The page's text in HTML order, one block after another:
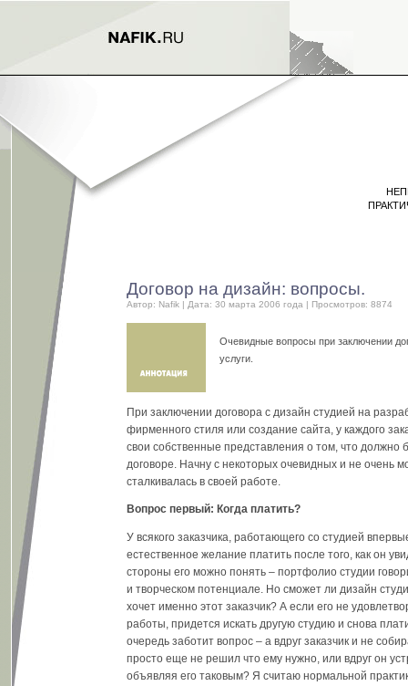
Договор на дизайн: вопросы.
Автор: Nafik | Дата: 30 марта 2006 года | Просмотров: 8874
Очевидные вопросы при заключении
услуги.
При заключении договора с дизайн студией на
фирменного стиля или создание сайта, у каждого
свои собственные представления о том, что должно
договоре. Начну с некоторых очевидных и не очень
сталкивалась в своей работе.
Вопрос первый: Когда платить?
У всякого заказчика, работающего со студией
естественное желание платить после того, как он
стороны его можно понять – портфолио студии
и творческом потенциале. Но сможет ли дизайн
хочет именно этот заказчик? А если его не
работы, придется искать другую студию и снова
очередь заботит вопрос – а вдруг заказчик и не
просто еще не решил что ему нужно, или вдруг он
объявляя его таковым? Я считаю нормальной